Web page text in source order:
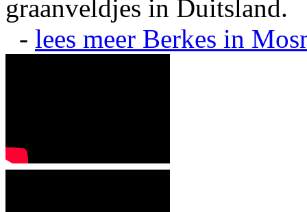
graanveldjes in Duitsland.
- lees meer Berkes in